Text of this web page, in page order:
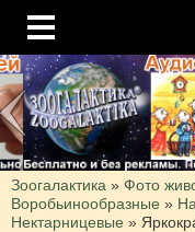
Зоогалактика » Фото
Воробьинообразные »
Нектарницевые »